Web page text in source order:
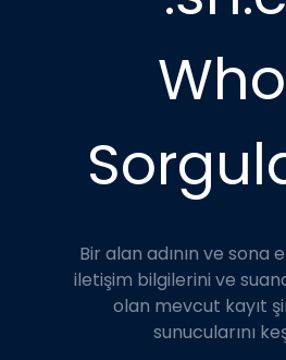
Bir alan adının ve sona
iletişim bilgilerini ve
olan mevcut kayıt
sunucularını